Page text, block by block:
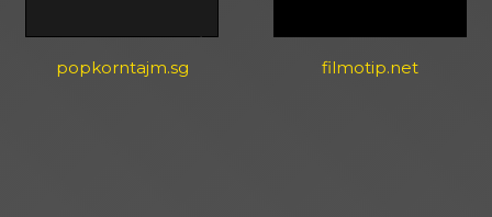
popkorntajm.sg filmotip.net